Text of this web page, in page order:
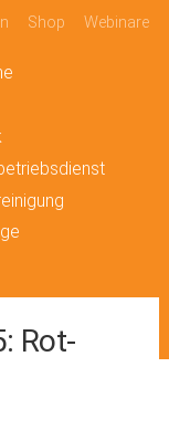
Shop Webinare
Rot-